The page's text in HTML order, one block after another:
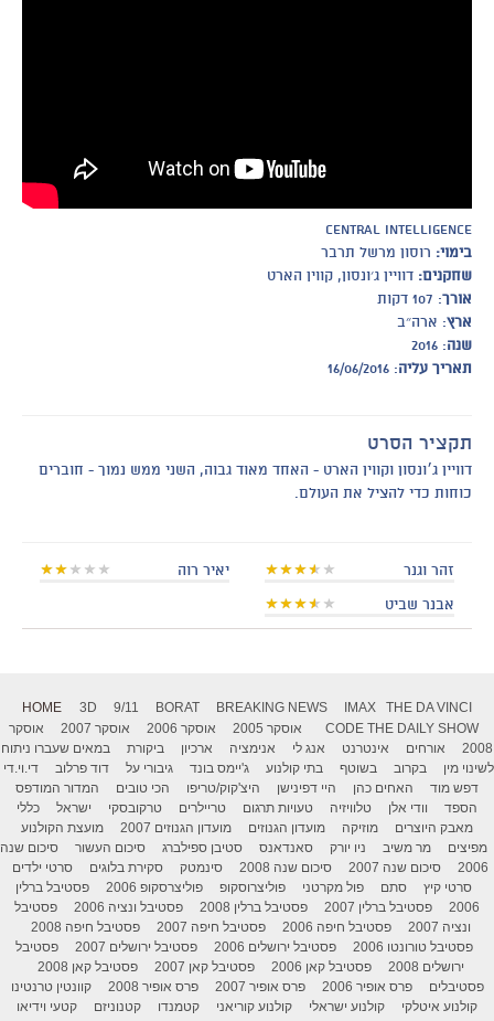
central intelligence
בימוי: רוסון מרשל תרבר
שחקנים: דוויין ג׳ונסון, קווין הארט
אורך: 107 דקות
ארץ: ארה״ב
שנה: 2016
תאריך עליה: 16/06/2016
תקציר הסרט
דוויין ג׳ונסון וקווין הארט - האחד מאוד גבוה, השני ממש נמוך - חוברים
כוחות כדי להציל את העולם.
זהר וגנר יאיר רוה
אבנר שביט
HOME 3D 9/11 BORAT BREAKING NEWS IMAX
THE DA VINCI
CODE THE DAILY SHOW אוסקר 2005 אוסקר 2006 אוסקר 2007
אוסקר
2008
אורחים אינטרנט אנג לי אנימציה ארכיון ביקורת
במאים שעברו ניתוח
לשינוי מין
בקרוב בשוטף בתי קולנוע ג'יימס בונד גיבורי על דוד פרלוב
די.וי.די
דפש מוד
האחים כהן היי דפינישן היצ'קוק/טריפו הכי טובים
המדור המודפס
הספד
וודי אלן טלוויזיה טעויות תרגום טריילרים טרקובסקי ישראל
כללי
מאבק היוצרים
מוזיקה מועדון הגנוזים מועדון הגנוזים 2007
מועצת הקולנוע
מפיצים
מר משיב ניו יורק סאנדאנס סטיבן ספילברג סיכום העשור
סיכום שנה
2006
סיכום שנה 2007 סיכום שנה 2008 סינמטק סקירת בלוגים
סרטי ילדים
סרטי קיץ
סתם פול מקרטני פוליצרוסקופ פוליצרסקופ 2006
פסטיבל ברלין
2006
פסטיבל ברלין 2007 פסטיבל ברלין 2008 פסטיבל ונציה 2006
פסטיבל
ונציה 2007
פסטיבל חיפה 2006 פסטיבל חיפה 2007
פסטיבל חיפה 2008
פסטיבל טורונטו 2006
פסטיבל ירושלים 2006 פסטיבל ירושלים 2007
פסטיבל
ירושלים 2008
פסטיבל קאן 2006 פסטיבל קאן 2007
פסטיבל קאן 2008
פסטיבלים
פרס אופיר 2006 פרס אופיר 2007 פרס אופיר 2008
קוונטין טרנטינו
קולנוע איטלקי
קולנוע ישראלי קולנוע קוריאני קטמנדו קטנוניזם
קטעי וידיאו